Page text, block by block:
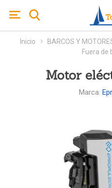
Inicio BARCOS Y
Fuera de
Motor
Marca: